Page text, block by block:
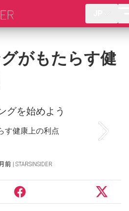
がもたらす健
グを始めよう
前 | STARSINSIDER